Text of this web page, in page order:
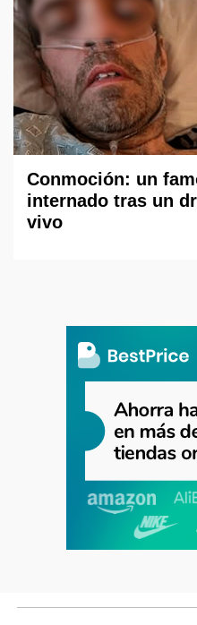
Conmoción: un
internado tras un
vivo